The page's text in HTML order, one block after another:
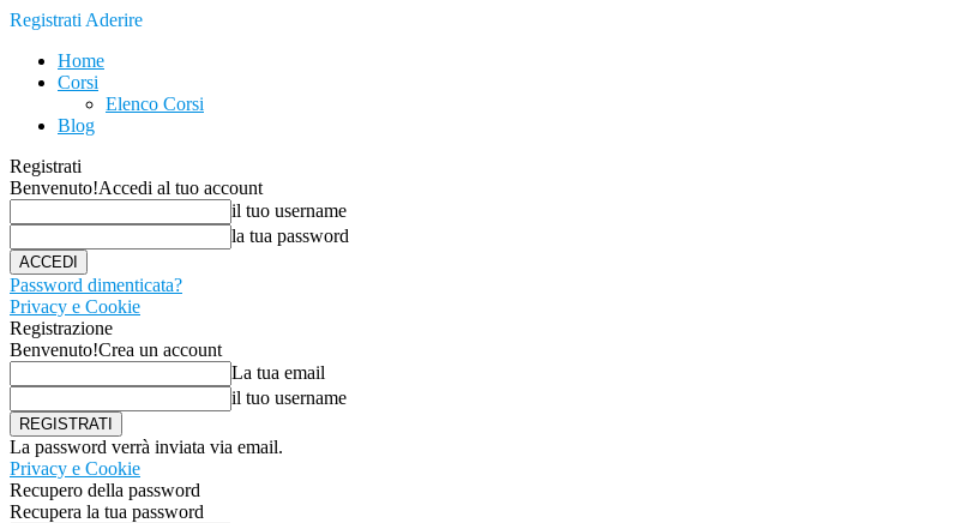
Registrati Aderire
Home
Corsi
Elenco Corsi
Blog
Registrati
Benvenuto!Accedi al tuo account
il tuo username
la tua password
Password dimenticata?
Privacy e Cookie
Registrazione
Benvenuto!Crea un account
La tua email
il tuo username
La password verrà inviata via email.
Privacy e Cookie
Recupero della password
Recupera la tua password